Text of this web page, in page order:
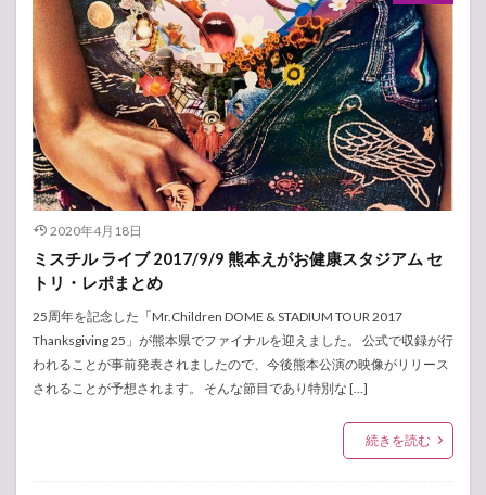
2020年4月18日
ミスチル ライブ 2017/9/9 熊本えがお健康スタジアム セ
トリ・レポまとめ
25周年を記念した「Mr.Children DOME & STADIUM TOUR 2017
Thanksgiving 25」が熊本県でファイナルを迎えました。 公式で収録が行
われることが事前発表されましたので、今後熊本公演の映像がリリース
されることが予想されます。 そんな節目であり特別な […]
続きを読む